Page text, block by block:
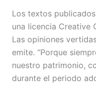
Los textos
una licencia Creative
Las opiniones
emite. “Porque
nuestro patrimonio,
durante el periodo